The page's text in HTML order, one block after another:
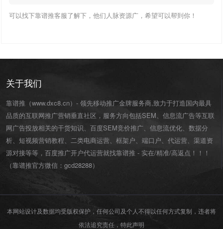
可以找下靠谱推客服了解下，他们人脉资源广，希望可以帮到你！
关于我们
靠谱推（www.dxc8.cn）- 领先移动推广金牌服务商,致力于打造国内最具
品质的互联网推广营销垂直社区，服务方向包括SEM、信息流广告等互联
网广告投放相关的干货知识、百度SEM竞价推广、信息流优化、数据分
析、短视频营销教程、二类电商运营、 框架户、 端口户、 代运营、渠道资
源对接等等，百度推广开户代运营就找靠谱推 - 实在/精准/高返点！！！
（靠谱推官方微信： gcd28288）
本网站设计及数据均受版权保护，任何公司及个人不得以任何方式复制，违者将
依法追究责任，特此声明